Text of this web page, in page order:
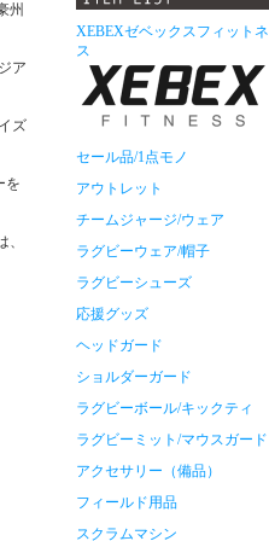
州
ア
ズ
を
XEBEXゼベックスフィットネ
ス
セール品/1点モノ
アウトレット
チームジャージ/ウェア
ラグビーウェア/帽子
ラグビーシューズ
応援グッズ
ヘッドガード
ショルダーガード
ラグビーボール/キックティ
ラグビーミット/マウスガード
アクセサリー（備品）
フィールド用品
スクラムマシン